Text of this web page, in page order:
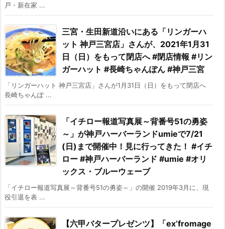
戸・新在家 ...
三宮・生田新道沿いにある「リンガーハ
ット 神戸三宮店」さんが、2021年1月31
日（日）をもって閉店へ #閉店情報 #リン
ガーハット #長崎ちゃんぽん #神戸三宮
「リンガーハット 神戸三宮店」さんが1月31日（日）をもって閉店へ
長崎ちゃんぽ ...
「イチロー報道写真展～背番号51の勇姿
～」が神戸ハーバーランドumieで7/21
(日)まで開催中！見に行ってきた！ #イチ
ロー #神戸ハーバーランド #umie #オリ
ックス・ブルーウェーブ
「イチロー報道写真展～背番号51の勇姿～」の開催 2019年3月に、現
役引退を表 ...
【六甲バタープレゼンツ】「ex’fromage